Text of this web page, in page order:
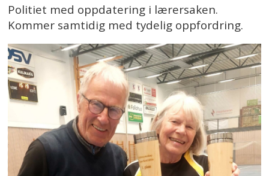
Politiet med oppdatering i lærersaken.
Kommer samtidig med tydelig oppfordring.